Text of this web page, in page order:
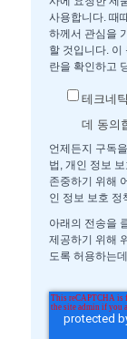
사용합니다. 때
하께서 관심을
할 것입니다. 이
란을 확인하고
테크네
데 동의
언제든지 구독
법, 개인 정보
존중하기 위해
인 정보 보호 정
아래의 전송을
제공하기 위해
도록 허용하는